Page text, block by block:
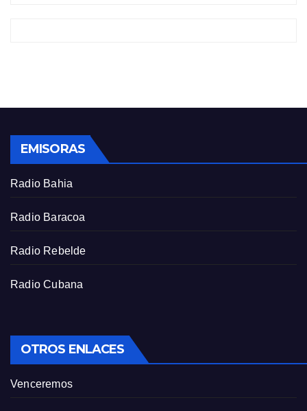
EMISORAS
Radio Bahia
Radio Baracoa
Radio Rebelde
Radio Cubana
OTROS ENLACES
Venceremos